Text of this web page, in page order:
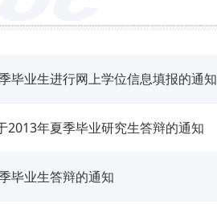
毕业生进行网上学位信息填报的通知
2013年夏季毕业研究生答辩的通知
毕业生答辩的通知